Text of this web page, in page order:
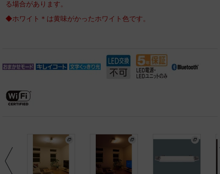
る場合があります。
◆ホワイト＊は黄味がかったホワイト色です。